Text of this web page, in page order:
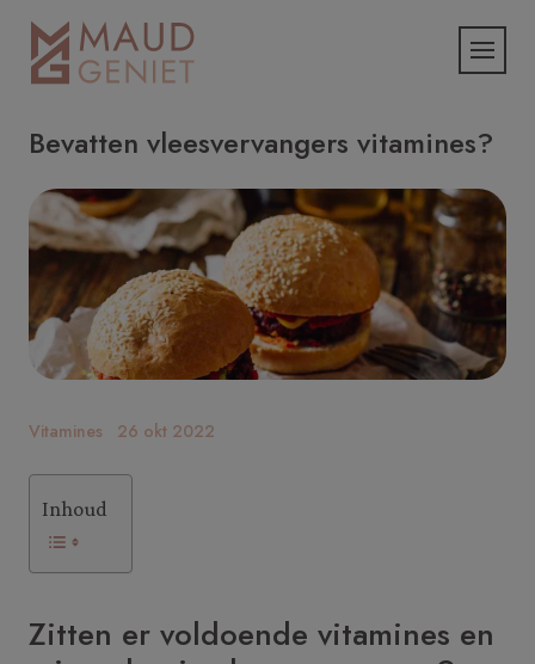
Bevatten vleesvervangers vitamines?
Vitamines 26 okt 2022
Inhoud
Zitten er voldoende vitamines en